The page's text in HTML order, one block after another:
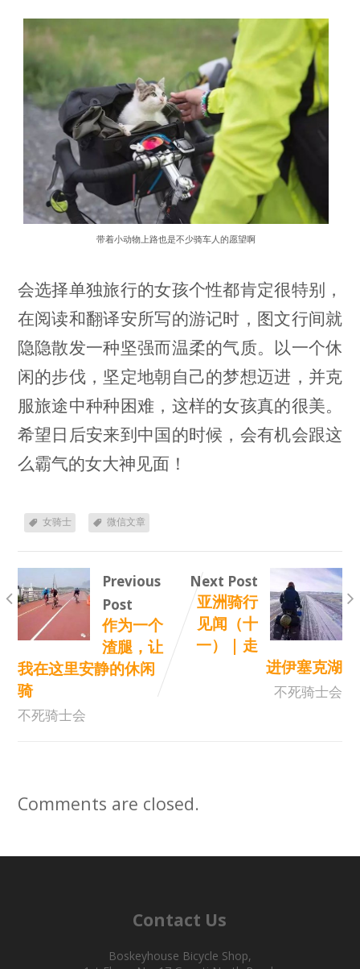
带着小动物上路也是不少骑车人的愿望啊
会选择单独旅行的女孩个性都肯定很特别，
在阅读和翻译安所写的游记时，图文行间就
隐隐散发一种坚强而温柔的气质。以一个休
闲的步伐，坚定地朝自己的梦想迈进，并克
服旅途中种种困难，这样的女孩真的很美。
希望日后安来到中国的时候，会有机会跟这
么霸气的女大神见面！
女骑士 微信文章
Previous
Post
作为一个
渣腿，让
我在这里安静的休闲
骑
不死骑士会
Next Post
亚洲骑行
见闻（十
一） | 走
进伊塞克湖
不死骑士会
Comments are closed.
Contact Us
Boskeyhouse Bicycle Shop,